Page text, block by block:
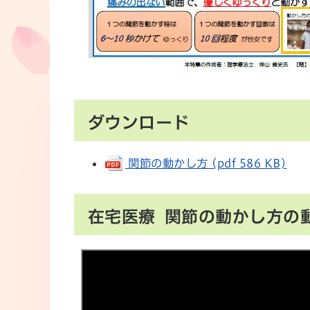
ダウンロード
関節の動かし方 (pdf 586 KB)
在宅医療 関節の動かし方の